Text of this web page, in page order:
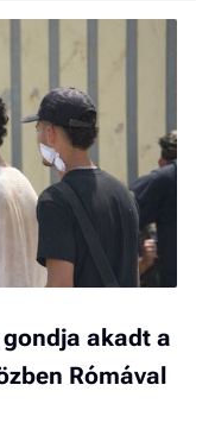
akadt a
Rómával